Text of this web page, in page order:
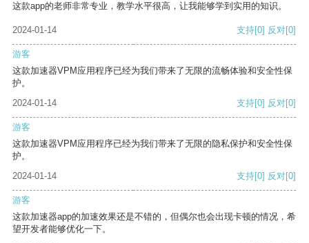
这款app的老师非常专业，教学水平很高，让我能够学到实用的知识。
2024-01-14 支持[0] 反对[0]
游客
这款加速器VPM应用程序已经为我们带来了无限的流畅体验和安全性保
护。
2024-01-14
支持[0] 反对[0]
游客
这款加速器VPM应用程序已经为我们带来了无限的隐私保护和安全性保
护。
2024-01-14
支持[0] 反对[0]
游客
这款加速器app的加速效果还是不错的，但偶尔也会出现卡顿的情况，希
望开发者能够优化一下。